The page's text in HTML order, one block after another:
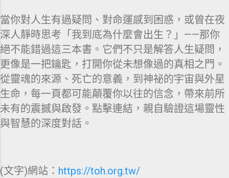
當你對人生有過疑問、對命運感到困惑，或曾在夜
深人靜時思考「我到底為什麼會出生？」——那你
絕不能錯過這三本書。它們不只是解答人生疑問，
更像是一把鑰匙，打開你從未想像過的真相之門。
從靈魂的來源、死亡的意義，到神祕的宇宙與外星
生命，每一頁都可能顛覆你以往的信念，帶來前所
未有的震撼與啟發。點擊連結，親自驗證這場靈性
與智慧的深度對話。
(文字)網站： https://toh.org.tw/